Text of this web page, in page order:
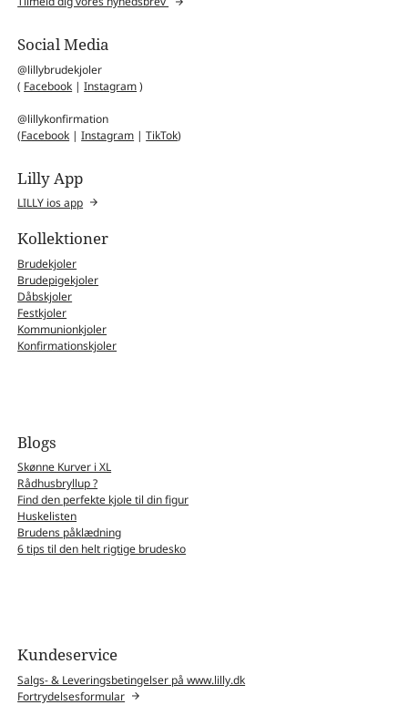
Social Media
@lillybrudekjoler
( Facebook |Instagram)
@lillykonfirmation
(Facebook |Instagram |TikTok)
Lilly App
LILLY ios app
Kollektioner
Brudekjoler
Brudepigekjoler
Dåbskjoler
Festkjoler
Kommunionkjoler
Konfirmationskjoler
Blogs
Skønne Kurver i XL
Rådhusbryllup ?
Find den perfekte kjole til din figur
Huskelisten
Brudens påklædning
6 tips til den helt rigtige brudesko
Kundeservice
Salgs- & Leveringsbetingelser på www.lilly.dk
Fortrydelsesformular